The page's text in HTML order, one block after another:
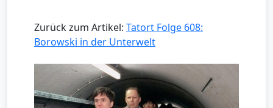
Zurück zum Artikel: Tatort Folge 608:
Borowski in der Unterwelt